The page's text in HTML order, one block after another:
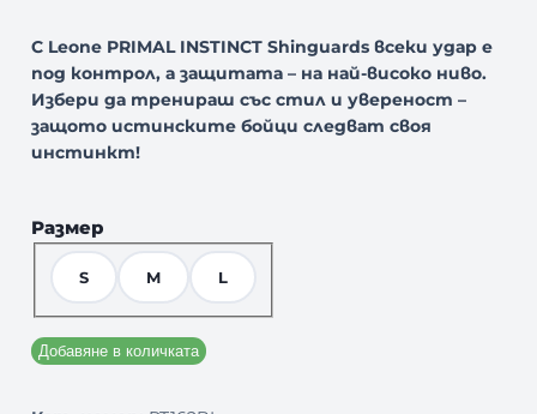
С LeonePRIMAL INSTINCT Shinguards всеки удар е
под контрол, а защитата – на най-високо ниво.
Избери да тренираш със стил и увереност –
защото истинските бойци следват своя
инстинкт!
Размер
S M L
Добавяне в количката